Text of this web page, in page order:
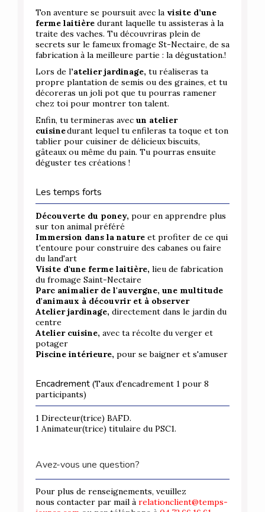
Ton aventure se poursuit avec la visite d’une
ferme laitière durant laquelle tu assisteras à la
traite des vaches. Tu découvriras plein de
secrets sur le fameux fromage St-Nectaire, de sa
fabrication à la meilleure partie : la dégustation.!
Lors de l’atelier jardinage, tu réaliseras ta
propre plantation de semis ou des graines, et tu
décoreras un joli pot que tu pourras ramener
chez toi pour montrer ton talent.
Enfin, tu termineras avec un atelier
cuisinedurant lequel tu enfileras ta toque et ton
tablier pour cuisiner de délicieux biscuits,
gâteaux ou même du pain. Tu pourras ensuite
déguster tes créations !
Les temps forts
Découverte du poney, pour en apprendre plus
sur ton animal préféré
Immersion dans la nature et profiter de ce qui
t'entoure pour construire des cabanes ou faire
du land'art
Visite d'une ferme laitière, lieu de fabrication
du fromage Saint-Nectaire
Parc animalier de l'auvergne, une multitude
d'animaux à découvrir et à observer
Atelier jardinage, directement dans le jardin du
centre
Atelier cuisine, avec ta récolte du verger et
potager
Piscine intérieure, pour se baigner et s'amuser
Encadrement (Taux d'encadrement 1 pour 8
participants)
1 Directeur(trice) BAFD.
1 Animateur(trice) titulaire du PSC1.
Avez-vous une question?
Pour plus de renseignements, veuillez
nous contacter par mail à relationclient@temps-